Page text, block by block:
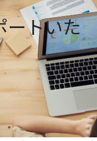
ートいた